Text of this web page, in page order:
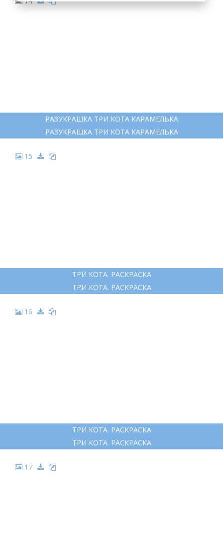
РАЗУКРАШКА ТРИ КОТА КАРАМЕЛЬКА
РАЗУКРАШКА ТРИ КОТА КАРАМЕЛЬКА
15
ТРИ КОТА. РАСКРАСКА
ТРИ КОТА. РАСКРАСКА
16
ТРИ КОТА. РАСКРАСКА
ТРИ КОТА. РАСКРАСКА
17